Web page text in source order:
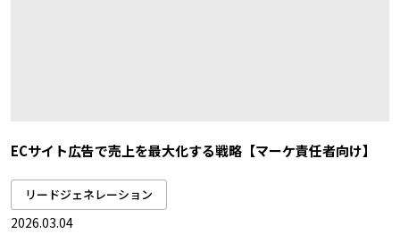
ECサイト広告で売上を最大化する戦略【マーケ責任者向け】
リードジェネレーション
2026.03.04